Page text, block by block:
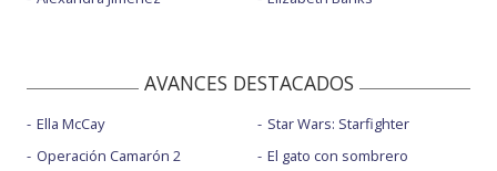
AVANCES DESTACADOS
Ella McCay
Operación Camarón 2
Star Wars: Starfighter
El gato con sombrero